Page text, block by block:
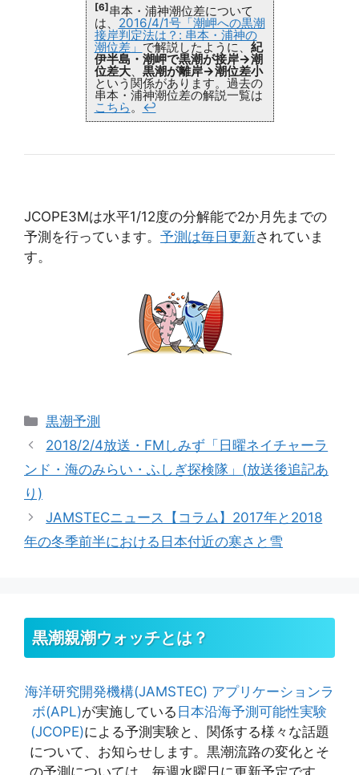
[6]串本・浦神潮位差について
は、 2016/4/1号「潮岬への黒潮
接岸判定法は？: 串本・浦神の
潮位差」 で解説したように、 紀
伊半島・潮岬で黒潮が接岸→潮
位差大、 黒潮が離岸→潮位差小
という関係があります。過去の
串本・浦神潮位差の解説一覧は
こちら。 ↩
JCOPE3Mは水平1/12度の分解能で2か月先までの
予測を行っています。 予測は毎日更新されていま
す。
カ
テ
リ
黒潮予測
2018/2/4放送・FMしみず「日曜ネイチャーラ
ンド・海のみらい・ふしぎ探検隊」(放送後追記あ
り)
JAMSTECニュース【コラム】2017年と2018
年の冬季前半における日本付近の寒さと雪
黒潮親潮ウォッチとは？
海洋研究開発機構(JAMSTEC) アプリケーションラ
ボ(APL)が実施している 日本沿海予測可能性実験
(JCOPE)による予測実験と、関係する様々な話題
について、お知らせします。黒潮流路の変化とそ